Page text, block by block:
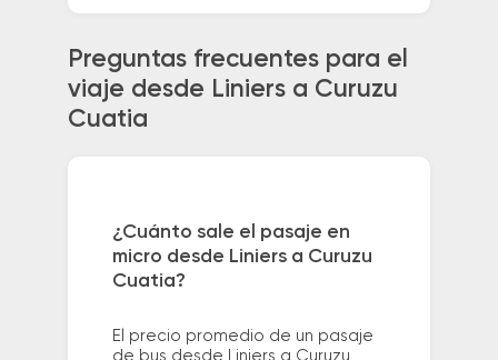
Preguntas frecuentes para el
viaje desde Liniers a Curuzu
Cuatia
¿Cuánto sale el pasaje en
micro desde Liniers a Curuzu
Cuatia?
El precio promedio de un pasaje
de bus desde Liniers a Curuzu